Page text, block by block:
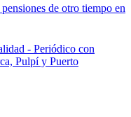
de otro tiempo en
- Periódico con
Pulpí y Puerto